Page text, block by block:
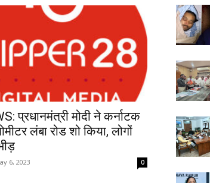
प्रधानमंत्री मोदी ने कर्नाटक
लंबा रोड शो किया, लोगों
6, 2023 0